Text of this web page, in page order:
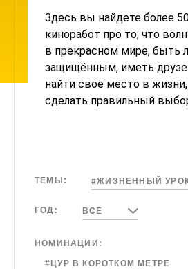
Здесь вы найдете более
киноработ про то, что
в прекрасном мире,
защищённым, иметь
найти своё место в
сделать правильный
ТЕМЫ: #ЖИЗНЕННЫЙ
ГОД: ВСЕ
НОМИНАЦИИ:
#ЦУР В КОРОТКОМ МЕТРЕ